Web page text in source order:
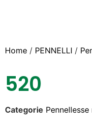
Home / PENNELLI /
520
Categorie